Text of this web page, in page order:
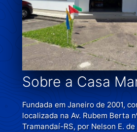
Sobre a Casa
Fundada em Janeiro de 2001,
localizada na Av. Rubem Berta
Tramandaí-RS, por Nelson E.